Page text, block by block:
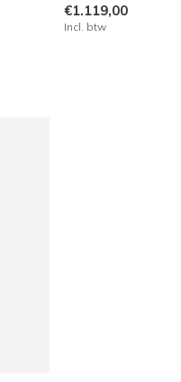
€1.119,00
Incl. btw